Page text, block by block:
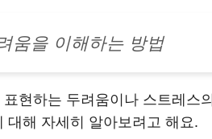
움을 이해하는 방법
현하는 두려움이나 스트레스
대해 자세히 알아보려고 해요.